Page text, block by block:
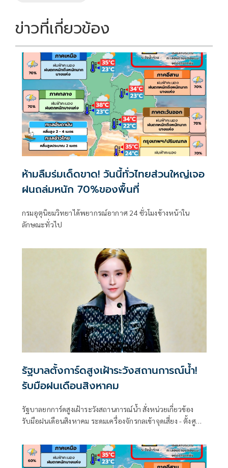
ข่าวที่เกี่ยวข้อง
ห้ามลืมร่มเด็ดขาด! วันนี้ทั่วไทยส่วนใหญ่เจอ
ฝนถล่มหนัก 70%ของพื้นที่
กรมอุตุนิยมวิทยาได้พยากรณ์อากาศ 24 ชั่วโมงข้างหน้าใน
ลักษณะทั่วไป
รัฐบาลตั้งการ์ดสูงเฝ้าระวังสถานการณ์น้ำ!
รับมือฝนเดือนสิงหาคม
รัฐบาลยกการ์ดสูงเฝ้าระวังสถานการณ์น้ำ สั่งหน่วยเกี่ยวข้อง
รับมือฝนเดือนสิงหาคม ระดมเครื่องจักรกลเข้าจุดเสี่ยง - ตั้งศูนย์